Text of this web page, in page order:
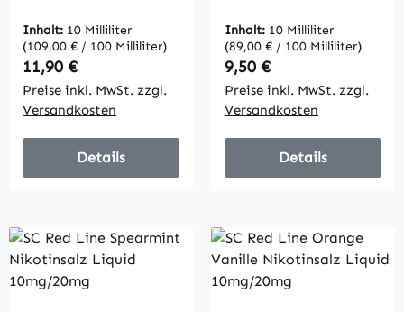
Inhalt: 10 Milliliter
(109,00 € / 100 Milliliter)
Regulärer Preis:
11,90 €
Preise inkl. MwSt. zzgl.
Versandkosten
Details
Inhalt: 10 Milliliter
(89,00 € / 100 Milliliter)
Regulärer Preis:
9,50 €
Preise inkl. MwSt. zzgl.
Versandkosten
Details